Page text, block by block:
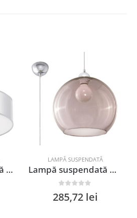
Lampă suspendată ARENA 35 gri
LAMPĂ SUSPENDATĂ
Lampă suspendată BALL grafit
285,72 lei